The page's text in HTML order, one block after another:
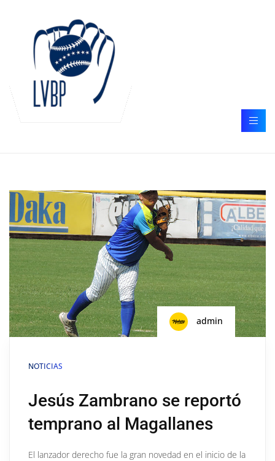
admin
NOTICIAS
Jesús Zambrano se reportó
temprano al Magallanes
El lanzador derecho fue la gran novedad en el inicio de la